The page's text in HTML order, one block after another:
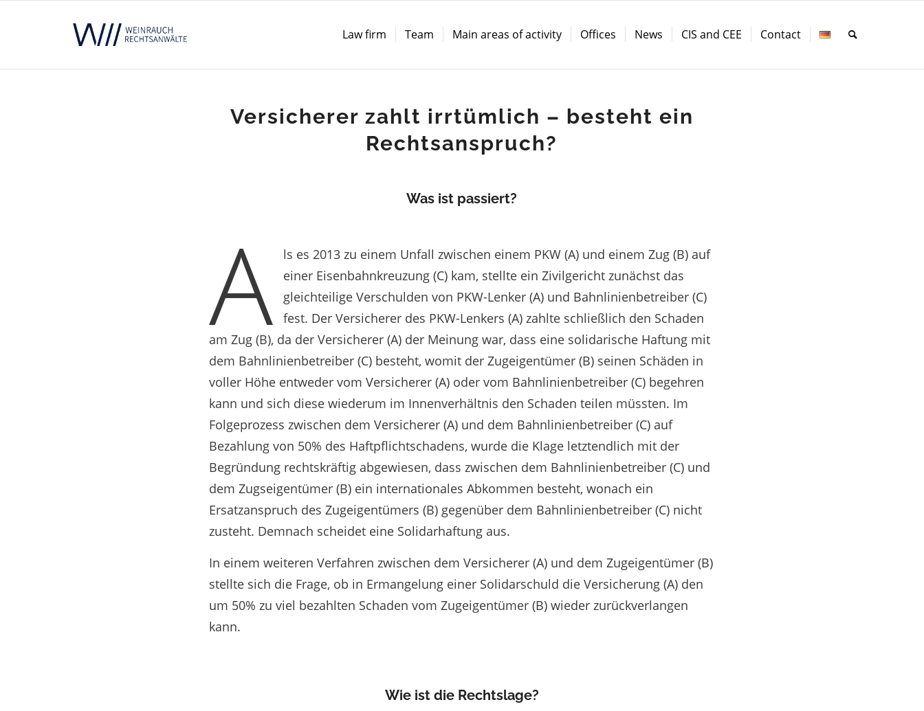
Law firm Team Main areas of activity Offices News CIS and CEE Contact
Versicherer zahlt irrtümlich – besteht ein
Rechtsanspruch?
Was ist passiert?
A
ls es 2013 zu einem Unfall zwischen einem PKW (A) und einem Zug (B) auf
einer Eisenbahnkreuzung (C) kam, stellte ein Zivilgericht zunächst das
gleichteilige Verschulden von PKW-Lenker (A) und Bahnlinienbetreiber (C)
fest. Der Versicherer des PKW-Lenkers (A) zahlte schließlich den Schaden
am Zug (B), da der Versicherer (A) der Meinung war, dass eine solidarische Haftung mit
dem Bahnlinienbetreiber (C) besteht, womit der Zugeigentümer (B) seinen Schäden in
voller Höhe entweder vom Versicherer (A) oder vom Bahnlinienbetreiber (C) begehren
kann und sich diese wiederum im Innenverhältnis den Schaden teilen müssten. Im
Folgeprozess zwischen dem Versicherer (A) und dem Bahnlinienbetreiber (C) auf
Bezahlung von 50% des Haftpflichtschadens, wurde die Klage letztendlich mit der
Begründung rechtskräftig abgewiesen, dass zwischen dem Bahnlinienbetreiber (C) und
dem Zugseigentümer (B) ein internationales Abkommen besteht, wonach ein
Ersatzanspruch des Zugeigentümers (B) gegenüber dem Bahnlinienbetreiber (C) nicht
zusteht. Demnach scheidet eine Solidarhaftung aus.
In einem weiteren Verfahren zwischen dem Versicherer (A) und dem Zugeigentümer (B)
stellte sich die Frage, ob in Ermangelung einer Solidarschuld die Versicherung (A) den
um 50% zu viel bezahlten Schaden vom Zugeigentümer (B) wieder zurückverlangen
kann.
Wie ist die Rechtslage?